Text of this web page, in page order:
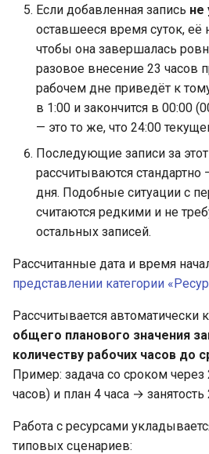
Если добавленная запись не
оставшееся время суток, её
чтобы она завершалась
разовое внесение 23 часов
рабочем дне приведёт к
в 1:00 и закончится в 00:00
— это то же, что 24:00
Последующие записи за
рассчитываются стандартно
дня. Подобные ситуации с
считаются редкими и не
остальных записей.
Рассчитанные дата и время
представлении категории
Рассчитывается автоматически
общего планового значения
количеству рабочих часов до
Пример: задача со сроком через
часов) и план 4 часа → занятость
Работа с ресурсами
типовых сценариев: